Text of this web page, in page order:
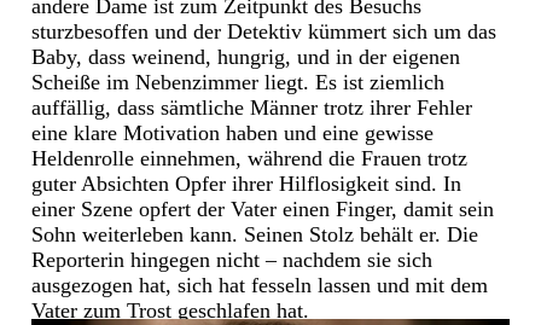
andere Dame ist zum Zeitpunkt des Besuchs
sturzbesoffen und der Detektiv kümmert sich um das
Baby, dass weinend, hungrig, und in der eigenen
Scheiße im Nebenzimmer liegt. Es ist ziemlich
auffällig, dass sämtliche Männer trotz ihrer Fehler
eine klare Motivation haben und eine gewisse
Heldenrolle einnehmen, während die Frauen trotz
guter Absichten Opfer ihrer Hilflosigkeit sind. In
einer Szene opfert der Vater einen Finger, damit sein
Sohn weiterleben kann. Seinen Stolz behält er. Die
Reporterin hingegen nicht – nachdem sie sich
ausgezogen hat, sich hat fesseln lassen und mit dem
Vater zum Trost geschlafen hat.